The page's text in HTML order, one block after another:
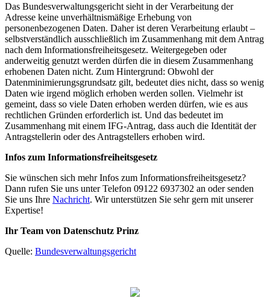
Das Bundesverwaltungsgericht sieht in der Verarbeitung der
Adresse keine unverhältnismäßige Erhebung von
personenbezogenen Daten. Daher ist deren Verarbeitung erlaubt –
selbstverständlich ausschließlich im Zusammenhang mit dem Antrag
nach dem Informationsfreiheitsgesetz. Weitergegeben oder
anderweitig genutzt werden dürfen die in diesem Zusammenhang
erhobenen Daten nicht. Zum Hintergrund: Obwohl der
Datenminimierungsgrundsatz gilt, bedeutet dies nicht, dass so wenig
Daten wie irgend möglich erhoben werden sollen. Vielmehr ist
gemeint, dass so viele Daten erhoben werden dürfen, wie es aus
rechtlichen Gründen erforderlich ist. Und das bedeutet im
Zusammenhang mit einem IFG-Antrag, dass auch die Identität der
Antragstellerin oder des Antragstellers erhoben wird.
Infos zum Informationsfreiheitsgesetz
Sie wünschen sich mehr Infos zum Informationsfreiheitsgesetz?
Dann rufen Sie uns unter Telefon 09122 6937302 an oder senden
Sie uns Ihre Nachricht. Wir unterstützen Sie sehr gern mit unserer
Expertise!
Ihr Team von Datenschutz Prinz
Quelle: Bundesverwaltungsgericht